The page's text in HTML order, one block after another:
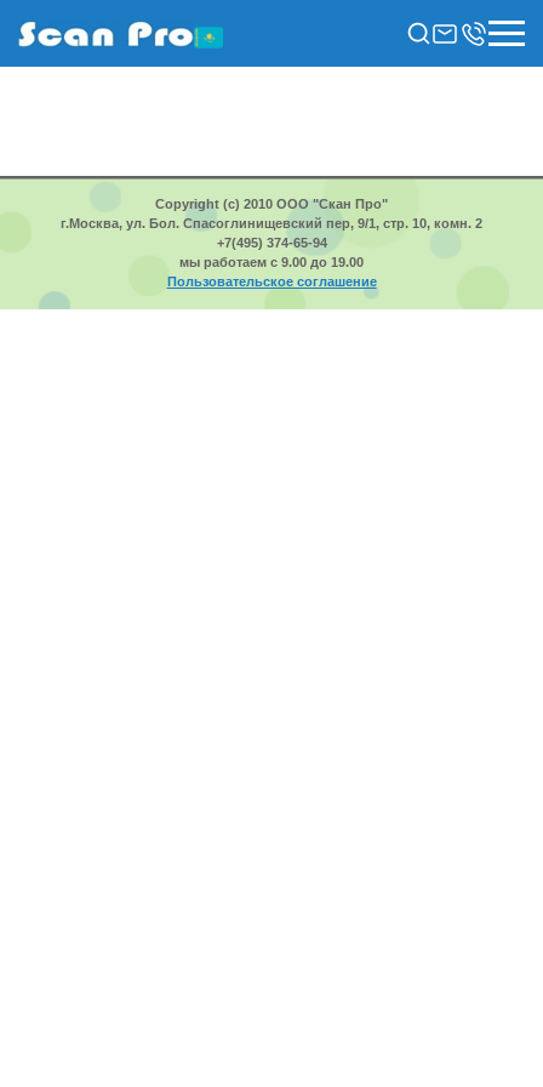
Copyright (c) 2010 ООО "Скан Про"
г.Москва, ул. Бол. Спасоглинищевский пер, 9/1, стр. 10, комн. 2
+7(495) 374-65-94
мы работаем с 9.00 до 19.00
Пользовательское соглашение